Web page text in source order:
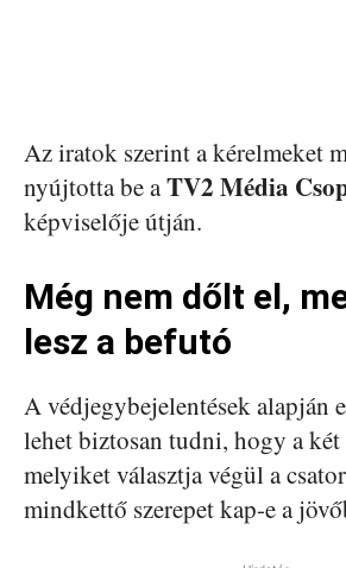
Az iratok szerint a kérelmeket
nyújtotta be aTV2 Média
képviselője útján.
Még nem dőlt el,
lesz a befutó
A védjegybejelentések alapján
lehet biztosan tudni, hogy a
melyiket választja végül a
mindkettő szerepet kap-e a